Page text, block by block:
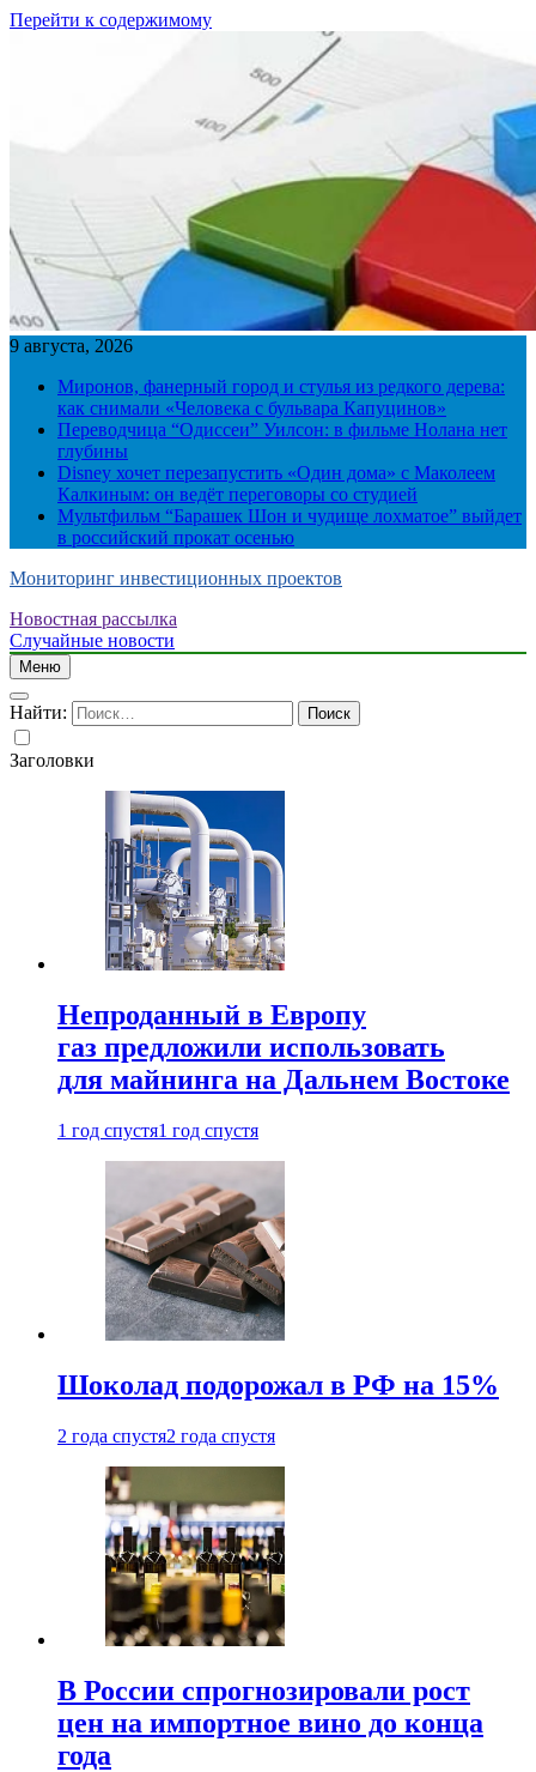
Перейти к содержимому
9 августа, 2026
Миронов, фанерный город и стулья из редкого дерева:
как снимали «Человека с бульвара Капуцинов»
Переводчица “Одиссеи” Уилсон: в фильме Нолана нет
глубины
Disney хочет перезапустить «Один дома» с Маколеем
Калкиным: он ведёт переговоры со студией
Мультфильм “Барашек Шон и чудище лохматое” выйдет
в российский прокат осенью
Мониторинг инвестиционных проектов
Новостная рассылка
Случайные новости
Меню
Найти:
Заголовки
Непроданный в Европу
газ предложили использовать
для майнинга на Дальнем Востоке
1 год спустя1 год спустя
Шоколад подорожал в РФ на 15%
2 года спустя2 года спустя
В России спрогнозировали рост
цен на импортное вино до конца
года